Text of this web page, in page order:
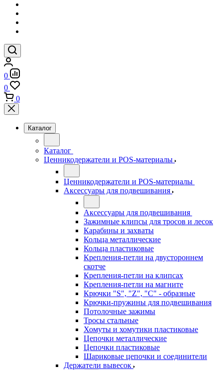
0
0
0
Каталог
Каталог
Ценникодержатели и POS-материалы
Ценникодержатели и POS-материалы
Аксессуары для подвешивания
Аксессуары для подвешивания
Зажимные клипсы для тросов и лесок
Карабины и захваты
Кольца металлические
Кольца пластиковые
Крепления-петли на двустороннем
скотче
Крепления-петли на клипсах
Крепления-петли на магните
Крючки "S", "Z", "C" - образные
Крючки-пружины для подвешивания
Потолочные зажимы
Тросы стальные
Хомуты и хомутики пластиковые
Цепочки металлические
Цепочки пластиковые
Шариковые цепочки и соединители
Держатели вывесок